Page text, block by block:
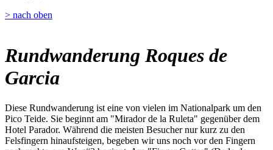
> nach oben
Rundwanderung Roques de
Garcia
Diese Rundwanderung ist eine von vielen im Nationalpark um den
Pico Teide. Sie beginnt am "Mirador de la Ruleta" gegenüber dem
Hotel Parador. Während die meisten Besucher nur kurz zu den
Felsfingern hinaufsteigen, begeben wir uns noch vor den Fingern